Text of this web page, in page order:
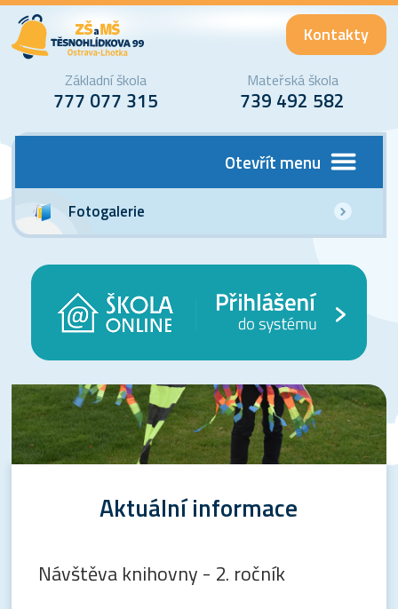
Kontakty
Základní škola
777 077 315
Mateřská škola
739 492 582
Otevřít menu
Fotogalerie
Aktuální informace
Návštěva knihovny - 2. ročník